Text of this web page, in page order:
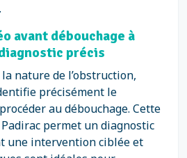
avant débouchage à
précis
nature de l’obstruction,
précisément le
au débouchage. Cette
permet un diagnostic
une intervention ciblée et